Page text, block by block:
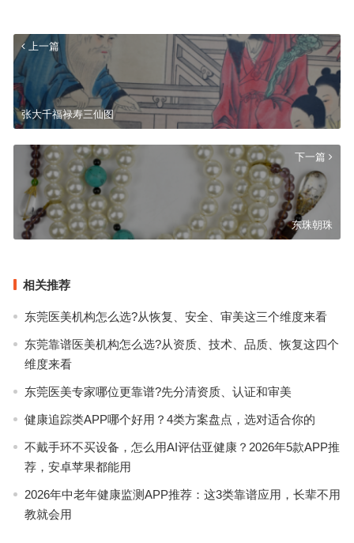
上一篇
张大千福禄寿三仙图
下一篇
东珠朝珠
相关推荐
东莞医美机构怎么选?从恢复、安全、审美这三个维度来看
东莞靠谱医美机构怎么选?从资质、技术、品质、恢复这四个
维度来看
东莞医美专家哪位更靠谱?先分清资质、认证和审美
健康追踪类APP哪个好用？4类方案盘点，选对适合你的
不戴手环不买设备，怎么用AI评估亚健康？2026年5款APP推
荐，安卓苹果都能用
2026年中老年健康监测APP推荐：这3类靠谱应用，长辈不用
教就会用